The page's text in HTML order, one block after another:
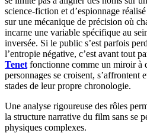
science-fiction et d’espionnage
sur une mécanique de précision où
incarne une variable spécifique au
inversée. Si le public s’est parfois
l’entropie négative, c’est avant tout
Tenet fonctionne comme un miroir à
personnages se croisent, s’affrontent
stades de leur propre chronologie.
Une analyse rigoureuse des rôles
la structure narrative du film sans se
physiques complexes.